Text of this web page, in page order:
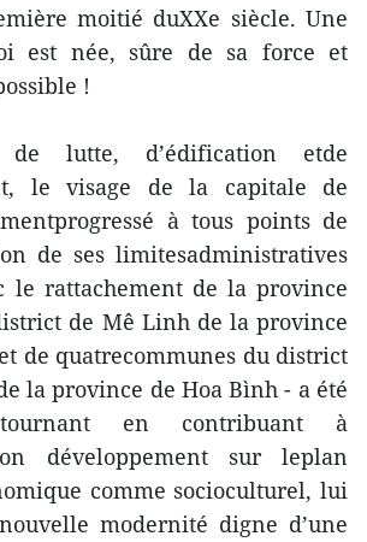
moitié duXXe siècle. Une
est née, sûre de sa force et
!
lutte, d’édification etde
le visage de la capitale de
à tous points de
de ses limitesadministratives
le rattachement de la province
de Mê Linh de la province
de quatrecommunes du district
la province de Hoa Bình - a été
en contribuant à
développement sur leplan
comme socioculturel, lui
modernité digne d’une